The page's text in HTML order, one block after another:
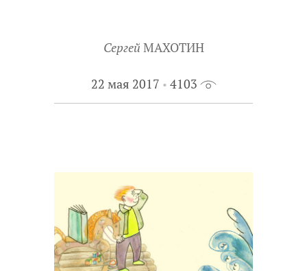
Сергей МАХОТИН
22 мая 2017 4103